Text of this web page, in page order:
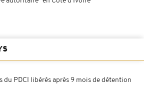
PDCI libérés après 9 mois de détention